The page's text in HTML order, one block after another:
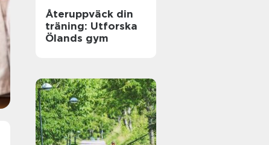
Återuppväck din
träning: Utforska
Ölands gym